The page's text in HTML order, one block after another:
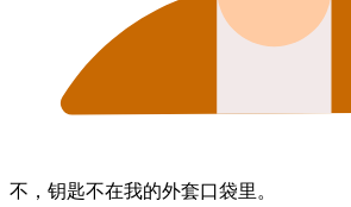
不，​钥匙​不在​我的​外套​口袋​里。